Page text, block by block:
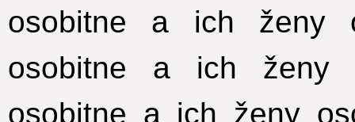
osobitne a ich ženy
osobitne a ich ženy
osobitne a ich ženy